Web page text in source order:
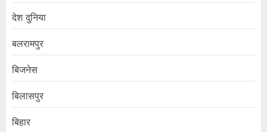
देश दुनिया
बलरामपुर
बिजनेस
बिलासपुर
बिहार